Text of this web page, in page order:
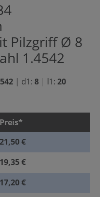
Pilzgriff Ø 8
1.4542
| d1: 8 | l1: 20
Preis*
21,50 €
19,35 €
17,20 €